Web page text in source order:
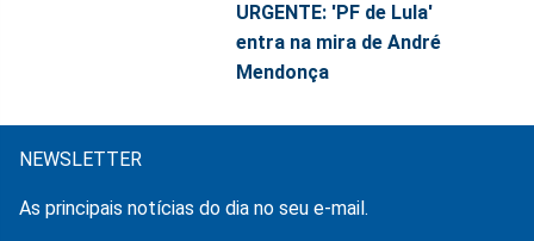
URGENTE: 'PF de Lula'
entra na mira de André
Mendonça
NEWSLETTER
As principais notícias do dia no seu e-mail.